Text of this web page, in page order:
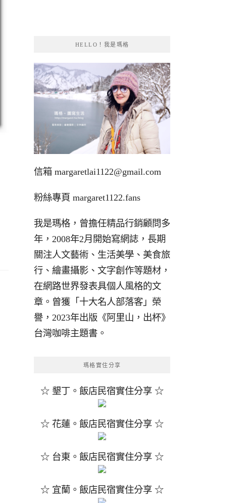
HELLO！我是瑪格
信箱 margaretlai1122@gmail.com
粉絲專頁 margaret1122.fans
我是瑪格，曾擔任精品行銷顧問多
年，2008年2月開始寫網誌，長期
關注人文藝術、生活美學、美食旅
行、繪畫攝影、文字創作等題材，
在網路世界發表具個人風格的文
章。曾獲「十大名人部落客」榮
譽，2023年出版《阿里山，出杯》
台灣咖啡主題書。
瑪格實住分享
☆ 墾丁。飯店民宿實住分享 ☆
☆ 花蓮。飯店民宿實住分享 ☆
☆ 台東。飯店民宿實住分享 ☆
☆ 宜蘭。飯店民宿實住分享 ☆